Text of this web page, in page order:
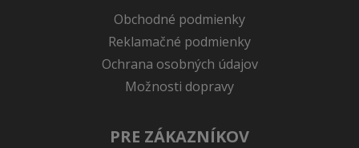
Obchodné podmienky
Reklamačné podmienky
Ochrana osobných údajov
Možnosti dopravy
PRE ZÁKAZNÍKOV